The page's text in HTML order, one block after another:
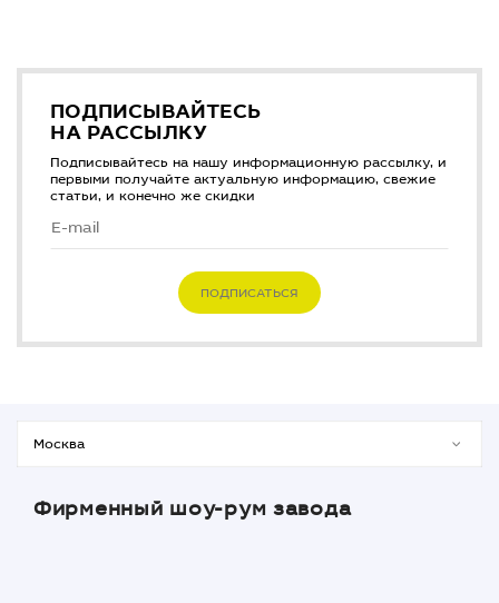
ПОДПИСЫВАЙТЕСЬ
НА РАССЫЛКУ
Подписывайтесь на нашу информационную рассылку, и
первыми получайте актуальную информацию, свежие
статьи, и конечно же скидки
ПОДПИСАТЬСЯ
Фирменный шоу-рум завода